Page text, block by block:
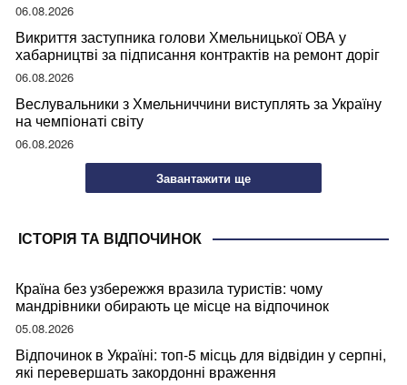
06.08.2026
Викриття заступника голови Хмельницької ОВА у
хабарництві за підписання контрактів на ремонт доріг
06.08.2026
Веслувальники з Хмельниччини виступлять за Україну
на чемпіонаті світу
06.08.2026
Завантажити ще
ІСТОРІЯ ТА ВІДПОЧИНОК
Країна без узбережжя вразила туристів: чому
мандрівники обирають це місце на відпочинок
05.08.2026
Відпочинок в Україні: топ-5 місць для відвідин у серпні,
які перевершать закордонні враження